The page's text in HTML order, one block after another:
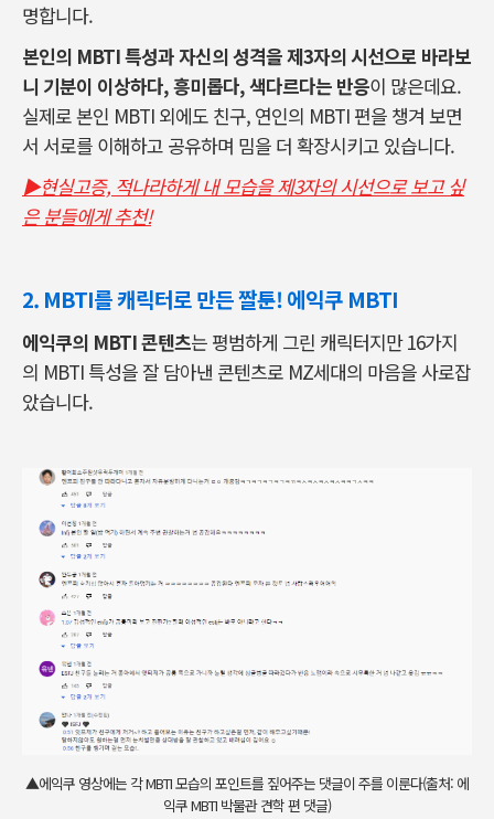
명합니다.
본인의 MBTI 특성과 자신의 성격을 제3자의 시선으로 바라보
니 기분이 이상하다, 흥미롭다, 색다르다는 반응이 많은데요.
실제로 본인 MBTI 외에도 친구, 연인의 MBTI 편을 챙겨 보면
서 서로를 이해하고 공유하며 밈을 더 확장시키고 있습니다.
▶현실고증, 적나라하게 내 모습을 제3자의 시선으로 보고 싶
은 분들에게 추천!
2. MBTI를 캐릭터로 만든 짤툰! 에익쿠 MBTI
에익쿠의 MBTI 콘텐츠는 평범하게 그린 캐릭터지만 16가지
의 MBTI 특성을 잘 담아낸 콘텐츠로 MZ세대의 마음을 사로잡
았습니다.
▲에익쿠 영상에는 각 MBTI 모습의 포인트를 짚어주는 댓글이 주를 이룬다(출처: 에
익쿠 MBTI 박물관 견학 편 댓글)